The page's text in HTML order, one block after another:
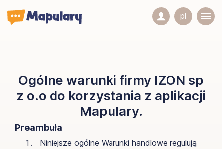
pl
Ogólne warunki firmy IZON sp
z o.o do korzystania z aplikacji
Mapulary.
Preambuła
Niniejsze ogólne Warunki handlowe regulują